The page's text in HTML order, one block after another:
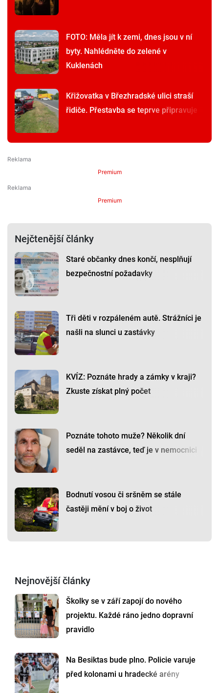
FOTO: Měla jít k zemi, dnes jsou v ní
byty. Nahlédněte do zelené v
Kuklenách
Křižovatka v Březhradské ulici straší
řidiče. Přestavba se teprve připravuje
Premium
Premium
Nejčtenější články
Staré občanky dnes končí, nesplňují
bezpečnostní požadavky
Tři děti v rozpáleném autě. Strážníci je
našli na slunci u zastávky
KVÍZ: Poznáte hrady a zámky v kraji?
Zkuste získat plný počet
Poznáte tohoto muže? Několik dní
seděl na zastávce, teď je v nemocnici
Bodnutí vosou či sršněm se stále
častěji mění v boj o život
Nejnovější články
Školky se v září zapojí do nového
projektu. Každé ráno jedno dopravní
pravidlo
Na Besiktas bude plno. Policie varuje
před kolonami u hradecké arény